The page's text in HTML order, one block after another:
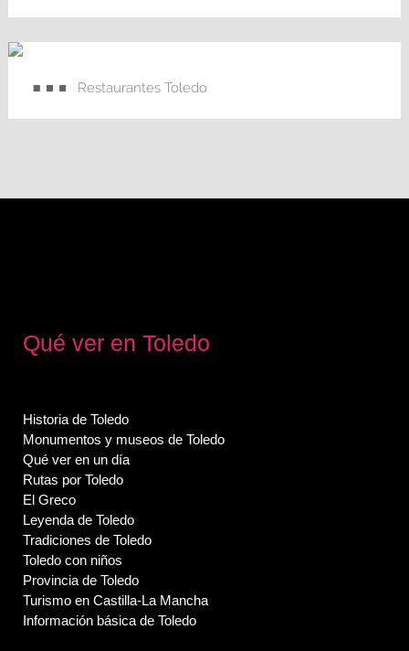
Restaurantes Toledo
Qué ver en Toledo
Historia de Toledo
Monumentos y museos de Toledo
Qué ver en un día
Rutas por Toledo
El Greco
Leyenda de Toledo
Tradiciones de Toledo
Toledo con niños
Provincia de Toledo
Turismo en Castilla-La Mancha
Información básica de Toledo